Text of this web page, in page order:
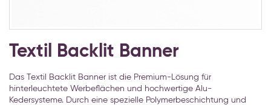
Anfang
der
springen
Textil Backlit Banner
Das Textil Backlit Banner ist die Premium-Lösung für
hinterleuchtete Werbeflächen und hochwertige Alu-
Kedersysteme. Durch eine spezielle Polymerbeschichtung und